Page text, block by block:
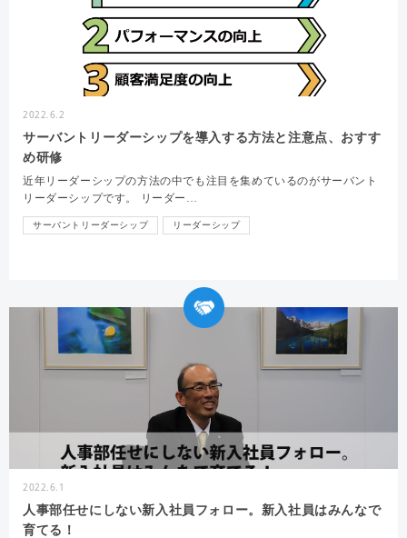
2022.6.2
サーバントリーダーシップを導入する方法と注意点、おすす
め研修
近年リーダーシップの方法の中でも注目を集めているのがサーバント
リーダーシップです。 リーダー…
サーバントリーダーシップ リーダーシップ
2022.6.1
人事部任せにしない新入社員フォロー。新入社員はみんなで
育てる！